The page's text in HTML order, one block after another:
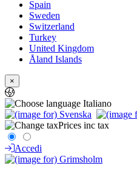
Spain
Sweden
Switzerland
Turkey
United Kingdom
Åland Islands
×
Italiano
Prices inc tax
Accedi